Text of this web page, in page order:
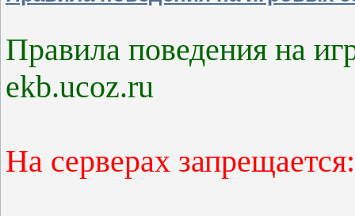
Правила поведения на
ekb.ucoz.ru
На серверах запрещается: